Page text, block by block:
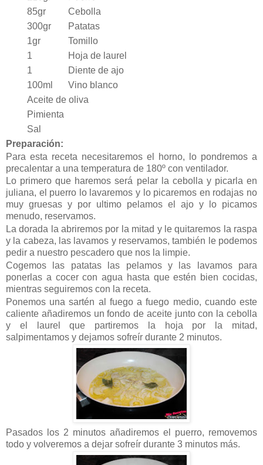
85gr
Cebolla
300gr
Patatas
1gr
Tomillo
1
Hoja de laurel
1
Diente de ajo
100ml
Vino blanco
Aceite de oliva
Pimienta
Sal
Preparación:
Para esta receta necesitaremos el horno, lo pondremos a
precalentar a una temperatura de 180º con ventilador.
Lo primero que haremos será pelar la cebolla y picarla en
juliana, el puerro lo lavaremos y lo picaremos en rodajas no
muy gruesas y por ultimo pelamos el ajo y lo picamos
menudo, reservamos.
La dorada la abriremos por la mitad y le quitaremos la raspa
y la cabeza, las lavamos y reservamos, también le podemos
pedir a nuestro pescadero que nos la limpie.
Cogemos las patatas las pelamos y las lavamos para
ponerlas a cocer con agua hasta que estén bien cocidas,
mientras seguiremos con la receta.
Ponemos una sartén al fuego a fuego medio, cuando este
caliente añadiremos un fondo de aceite junto con la cebolla
y el laurel que partiremos la hoja por la mitad,
salpimentamos y dejamos sofreír durante 2 minutos.
Pasados los 2 minutos añadiremos el puerro, removemos
todo y volveremos a dejar sofreír durante 3 minutos más.